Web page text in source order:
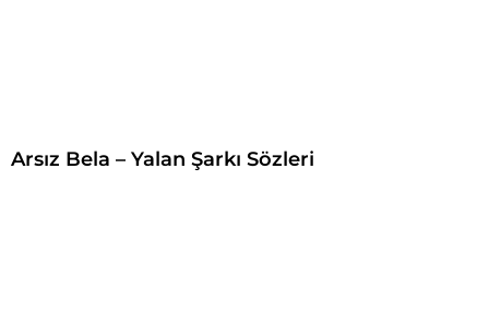
Arsız Bela – Yalan Şarkı Sözleri